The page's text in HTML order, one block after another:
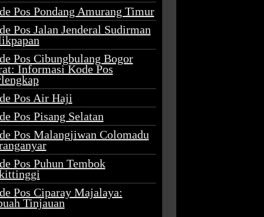
Pos Pondang Amurang Timur
Pos Jalan Jenderal Sudirman
Pos Cibungbulang Bogor
Informasi Kode Pos
Pos Air Haji
Pos Pisang Selatan
Pos Malangjiwan Colomadu
Pos Puhun Tembok
Pos Ciparay Majalaya:
Tinjauan